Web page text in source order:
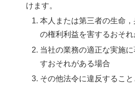
けます。
本人または第三者の生命
の権利利益を害するおそ
当社の業務の適正な実施
すおそれがある場合
その他法令に違反するこ